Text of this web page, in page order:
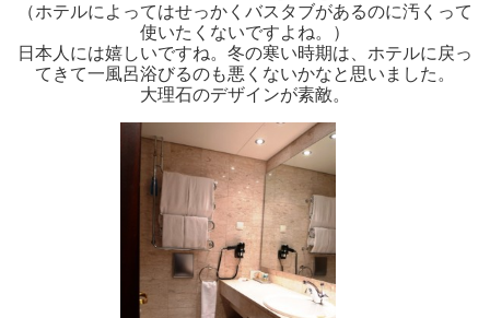
（ホテルによってはせっかくバスタブがあるのに汚くって
使いたくないですよね。）
日本人には嬉しいですね。冬の寒い時期は、ホテルに戻っ
てきて一風呂浴びるのも悪くないかなと思いました。
大理石のデザインが素敵。